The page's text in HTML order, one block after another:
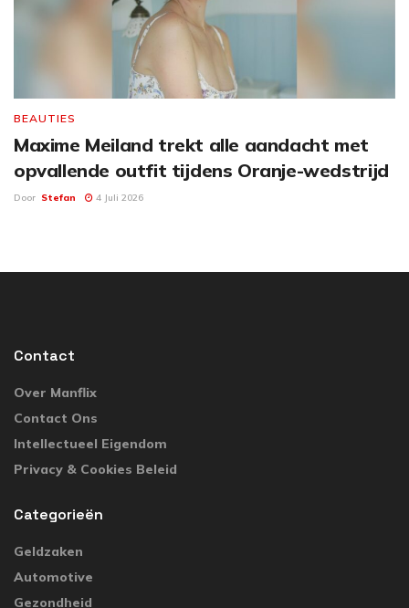
BEAUTIES
Maxime Meiland trekt alle aandacht met
opvallende outfit tijdens Oranje-wedstrijd
Door Stefan 4 Juli 2026
Contact
Over Manflix
Contact Ons
Intellectueel Eigendom
Privacy & Cookies Beleid
Categorieën
Geldzaken
Automotive
Gezondheid